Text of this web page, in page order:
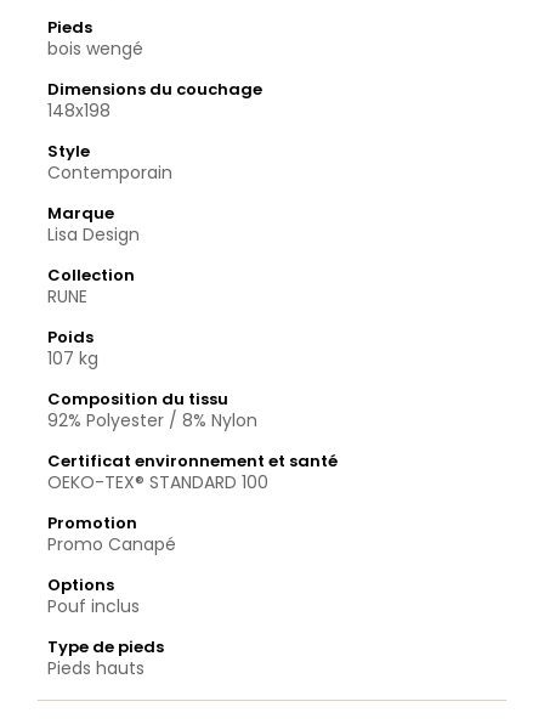
Pieds
bois wengé
Dimensions du couchage
148x198
Style
Contemporain
Marque
Lisa Design
Collection
RUNE
Poids
107 kg
Composition du tissu
92% Polyester / 8% Nylon
Certificat environnement et santé
OEKO-TEX® STANDARD 100
Promotion
Promo Canapé
Options
Pouf inclus
Type de pieds
Pieds hauts